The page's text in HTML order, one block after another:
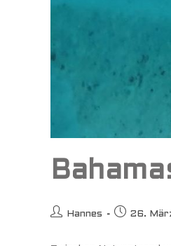
Beitrags-
Hannes
Beitrag
26.